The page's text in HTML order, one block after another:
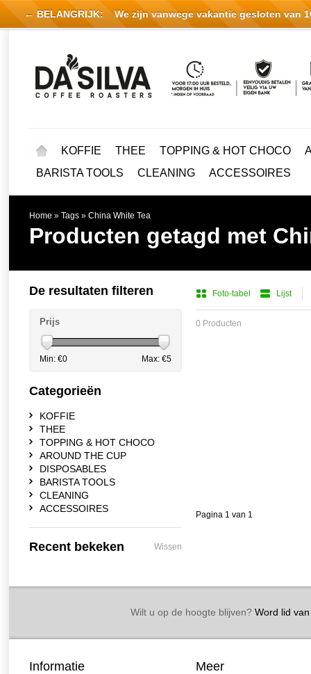
KOFFIE THEE TOPPING & HOT CHOCO
BARISTA TOOLS
CLEANING ACCESSOIRES
Home » Tags » China White Tea
Producten getagd met
Foto-tabel Lijst
0 Producten
Pagina 1 van 1
De resultaten filteren
Prijs
Min: €0 Max: €5
Categorieën
KOFFIE
THEE
TOPPING & HOT CHOCO
AROUND THE CUP
DISPOSABLES
BARISTA TOOLS
CLEANING
ACCESSOIRES
Recent bekeken Wissen
Wilt u op de hoogte blijven?Word lid van
Informatie Meer
← BELANGRIJK: We zijn vanwege vakantie gesloten van